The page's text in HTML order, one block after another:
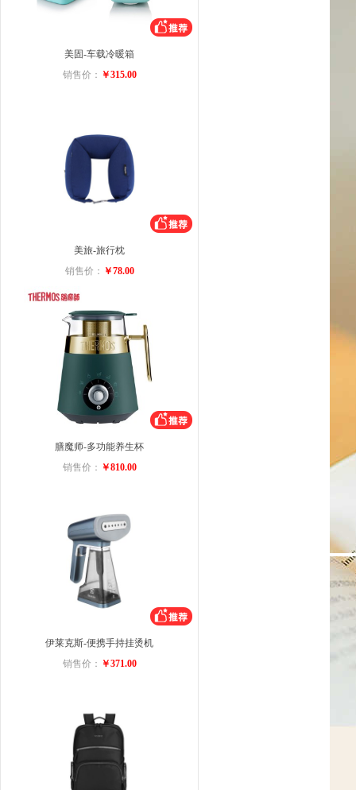
美固-车载冷暖箱
销售价： ￥315.00
美旅-旅行枕
销售价： ￥78.00
膳魔师-多功能养生杯
销售价： ￥810.00
伊莱克斯-便携手持挂烫机
销售价： ￥371.00